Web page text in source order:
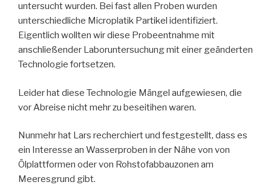
untersucht wurden. Bei fast allen Proben wurden
unterschiedliche Microplatik Partikel identifiziert.
Eigentlich wollten wir diese Probeentnahme mit
anschließender Laboruntersuchung mit einer geänderten
Technologie fortsetzen.
Leider hat diese Technologie Mängel aufgewiesen, die
vor Abreise nicht mehr zu beseitihen waren.
Nunmehr hat Lars recherchiert und festgestellt, dass es
ein Interesse an Wasserproben in der Nähe von von
Ölplattformen oder von Rohstofabbauzonen am
Meeresgrund gibt.